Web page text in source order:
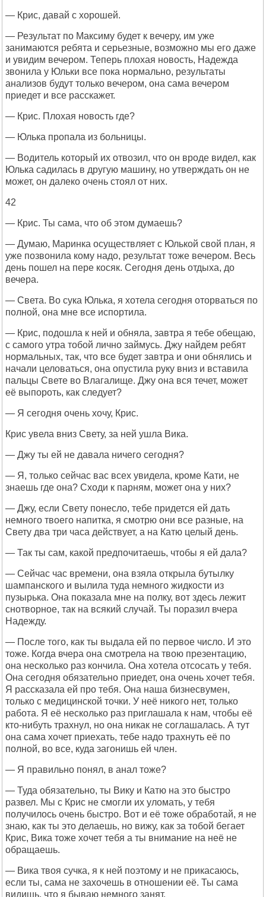
— Крис, давай с хорошей.
— Результат по Максиму будет к вечеру, им уже
занимаются ребята и серьезные, возможно мы его даже
и увидим вечером. Теперь плохая новость, Надежда
звонила у Юльки все пока нормально, результаты
анализов будут только вечером, она сама вечером
приедет и все расскажет.
— Крис. Плохая новость где?
— Юлька пропала из больницы.
— Водитель который их отвозил, что он вроде видел, как
Юлька садилась в другую машину, но утверждать он не
может, он далеко очень стоял от них.
42
— Крис. Ты сама, что об этом думаешь?
— Думаю, Маринка осуществляет с Юлькой свой план, я
уже позвонила кому надо, результат тоже вечером. Весь
день пошел на пере косяк. Сегодня день отдыха, до
вечера.
— Света. Во сука Юлька, я хотела сегодня оторваться по
полной, она мне все испортила.
— Крис, подошла к ней и обняла, завтра я тебе обещаю,
с самого утра тобой лично займусь. Джу найдем ребят
нормальных, так, что все будет завтра и они обнялись и
начали целоваться, она опустила руку вниз и вставила
пальцы Свете во Влагалище. Джу она вся течет, может
её выпороть, как следует?
— Я сегодня очень хочу, Крис.
Крис увела вниз Свету, за ней ушла Вика.
— Джу ты ей не давала ничего сегодня?
— Я, только сейчас вас всех увидела, кроме Кати, не
знаешь где она? Сходи к парням, может она у них?
— Джу, если Свету понесло, тебе придется ей дать
немного твоего напитка, я смотрю они все разные, на
Свету два три часа действует, а на Катю целый день.
— Так ты сам, какой предпочитаешь, чтобы я ей дала?
— Сейчас час времени, она взяла открыла бутылку
шампанского и вылила туда немного жидкости из
пузырька. Она показала мне на полку, вот здесь лежит
снотворное, так на всякий случай. Ты поразил вчера
Надежду.
— После того, как ты выдала ей по первое число. И это
тоже. Когда вчера она смотрела на твою презентацию,
она несколько раз кончила. Она хотела отсосать у тебя.
Она сегодня обязательно приедет, она очень хочет тебя.
Я рассказала ей про тебя. Она наша бизнесвумен,
только с медицинской точки. У неё никого нет, только
работа. Я её несколько раз приглашала к нам, чтобы её
кто-нибуть трахнул, но она никак не соглашалась. А тут
она сама хочет приехать, тебе надо трахнуть её по
полной, во все, куда загонишь ей член.
— Я правильно понял, в анал тоже?
— Туда обязательно, ты Вику и Катю на это быстро
развел. Мы с Крис не смогли их уломать, у тебя
получилось очень быстро. Вот и её тоже обработай, я не
знаю, как ты это делаешь, но вижу, как за тобой бегает
Крис, Вика тоже хочет тебя а ты внимание на неё не
обращаешь.
— Вика твоя сучка, я к ней поэтому и не прикасаюсь,
если ты, сама не захочешь в отношении её. Ты сама
видишь, что я бываю немного занят.